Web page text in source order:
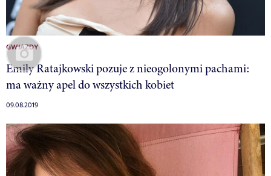
GWIAZDY
Emily Ratajkowski pozuje z nieogolonymi pachami:
ma ważny apel do wszystkich kobiet
09.08.2019